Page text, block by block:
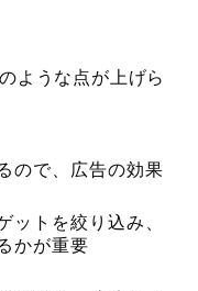
ような点が上げら
ので、広告の効果
ットを絞り込み、
かが重要